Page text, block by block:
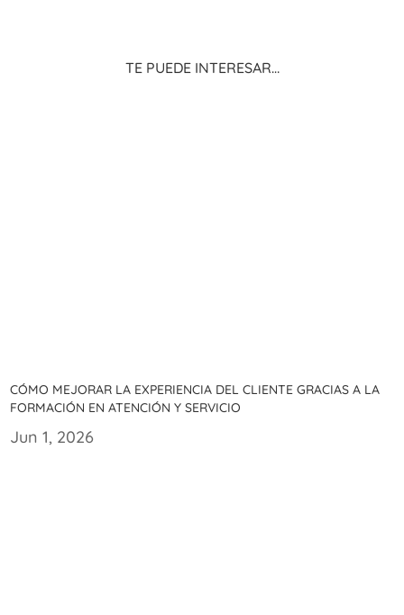
Te puede interesar…
Cómo mejorar la experiencia del cliente gracias a la
formación en atención y servicio
Jun 1, 2026